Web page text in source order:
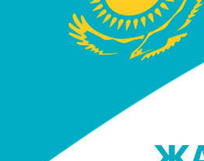
ауыр сырқат болуына
сектор
шектеу жазасы
біліп отырғыңыз келсе,